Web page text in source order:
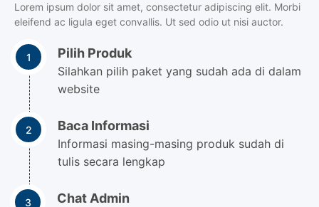
Lorem ipsum dolor sit amet, consectetur adipiscing elit. Morbi
eleifend ac ligula eget convallis. Ut sed odio ut nisi auctor.
Pilih Produk
Silahkan pilih paket yang sudah ada di dalam
website
Baca Informasi
Informasi masing-masing produk sudah di
tulis secara lengkap
Chat Admin